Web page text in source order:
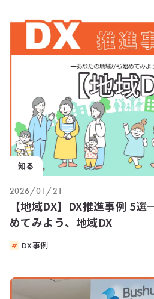
知る
2026/01/21
【地域DX】DX推進事例 5
めてみよう、地域DX
DX事例